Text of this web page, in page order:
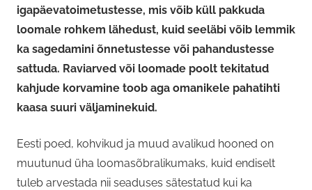
igapäevatoimetustesse, mis võib küll pakkuda
loomale rohkem lähedust, kuid seeläbi võib lemmik
ka sagedamini õnnetustesse või pahandustesse
sattuda. Raviarved või loomade poolt tekitatud
kahjude korvamine toob aga omanikele pahatihti
kaasa suuri väljaminekuid.
Eesti poed, kohvikud ja muud avalikud hooned on
muutunud üha loomasõbralikumaks, kuid endiselt
tuleb arvestada nii seaduses sätestatud kui ka